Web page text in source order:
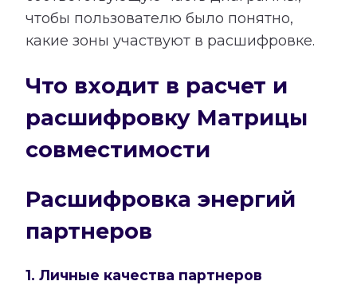
чтобы пользователю было понятно,
какие зоны участвуют в расшифровке.
Что входит в расчет и
расшифровку Матрицы
совместимости
Расшифровка энергий
партнеров
1. Личные качества партнеров